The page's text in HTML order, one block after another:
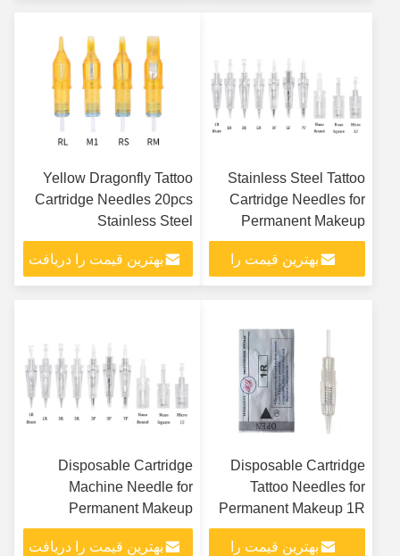
Stainless Steel Tattoo
Cartridge Needles for
Permanent Makeup
بهترین قیمت را
Yellow Dragonfly Tattoo
Cartridge Needles 20pcs
Stainless Steel
بهترین قیمت را دریافت
Disposable Cartridge
Tattoo Needles for
Permanent Makeup 1R
3R 5R 5F 7F
بهترین قیمت را
Disposable Cartridge
Machine Needle for
Permanent Makeup
بهترین قیمت را دریافت